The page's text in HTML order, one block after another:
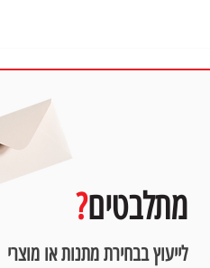
בקבוק ממותג - האפשרויות והיתרונות עבורך
מתלבטים?
לייעוץ בבחירת מתנות או מוצרי